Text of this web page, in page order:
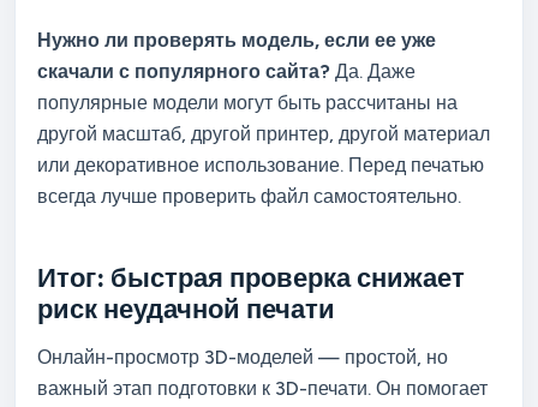
Нужно ли проверять модель, если ее уже
скачали с популярного сайта? Да. Даже
популярные модели могут быть рассчитаны на
другой масштаб, другой принтер, другой материал
или декоративное использование. Перед печатью
всегда лучше проверить файл самостоятельно.
Итог: быстрая проверка снижает
риск неудачной печати
Онлайн-просмотр 3D-моделей — простой, но
важный этап подготовки к 3D-печати. Он помогает